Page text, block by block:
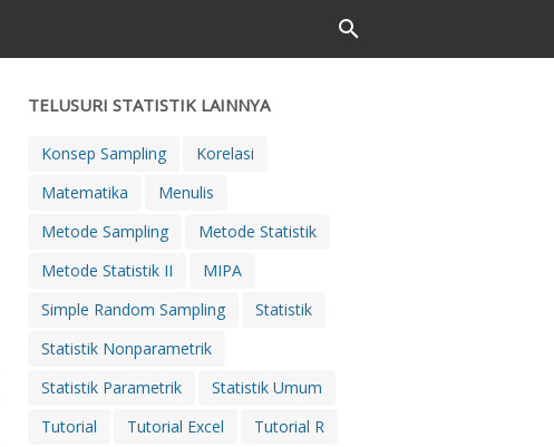
TELUSURI STATISTIK LAINNYA
Konsep Sampling
Korelasi
Matematika
Menulis
Metode Sampling
Metode Statistik
Metode Statistik II
MIPA
Simple Random Sampling
Statistik
Statistik Nonparametrik
Statistik Parametrik
Statistik Umum
Tutorial
Tutorial Excel
Tutorial R